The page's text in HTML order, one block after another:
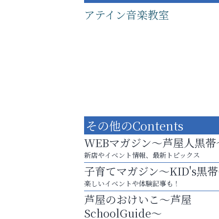
アテイン音楽教室
あなたらしく奏でる、音楽の時間
ラ・ミカ矯正歯科
その他のContents
WEBマガジン～芦屋人黒帯
新店やイベント情報、最新トピックス
子育てマガジン～KID's黒
楽しいイベントや体験記事も！
芦屋のおけいこ～芦屋
SchoolGuide～